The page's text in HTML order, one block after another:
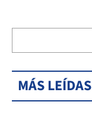
MÁS LEÍDAS